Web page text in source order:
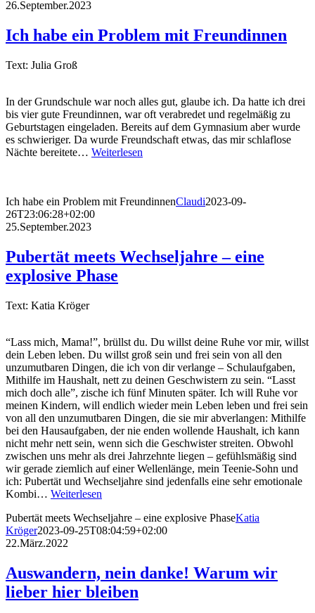
26.September.2023
Ich habe ein Problem mit Freundinnen
Text: Julia Groß
In der Grundschule war noch alles gut, glaube ich. Da hatte ich drei
bis vier gute Freundinnen, war oft verabredet und regelmäßig zu
Geburtstagen eingeladen. Bereits auf dem Gymnasium aber wurde
es schwieriger. Da wurde Freundschaft etwas, das mir schlaflose
Nächte bereitete… Weiterlesen
Ich habe ein Problem mit FreundinnenClaudi2023-09-
26T23:06:28+02:00
25.September.2023
Pubertät meets Wechseljahre – eine
explosive Phase
Text: Katia Kröger
“Lass mich, Mama!”, brüllst du. Du willst deine Ruhe vor mir, willst
dein Leben leben. Du willst groß sein und frei sein von all den
unzumutbaren Dingen, die ich von dir verlange – Schulaufgaben,
Mithilfe im Haushalt, nett zu deinen Geschwistern zu sein. “Lasst
mich doch alle”, zische ich fünf Minuten später. Ich will Ruhe vor
meinen Kindern, will endlich wieder mein Leben leben und frei sein
von all den unzumutbaren Dingen, die sie mir abverlangen: Mithilfe
bei den Hausaufgaben, der nie enden wollende Haushalt, ich kann
nicht mehr nett sein, wenn sich die Geschwister streiten. Obwohl
zwischen uns mehr als drei Jahrzehnte liegen – gefühlsmäßig sind
wir gerade ziemlich auf einer Wellenlänge, mein Teenie-Sohn und
ich: Pubertät und Wechseljahre sind jedenfalls eine sehr emotionale
Kombi… Weiterlesen
Pubertät meets Wechseljahre – eine explosive PhaseKatia
Kröger2023-09-25T08:04:59+02:00
22.März.2022
Auswandern, nein danke! Warum wir
lieber hier bleiben